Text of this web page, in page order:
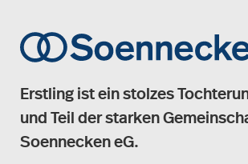
Erstling ist ein stolzes
und Teil der starken
Soennecken eG.